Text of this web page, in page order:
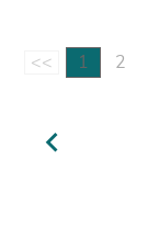
<< 1 2
